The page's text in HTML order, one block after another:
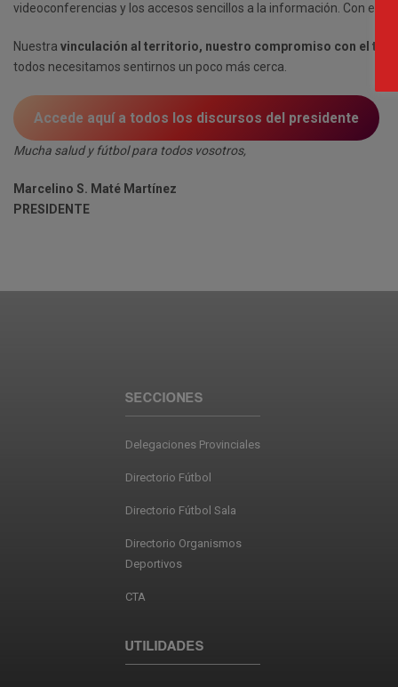
videoconferencias y los accesos sencillos a la información. Con esta
Nuestra vinculación al territorio, nuestro compromiso con el
todos necesitamos sentirnos un poco más cerca.
Accede aquí a todos los discursos del presidente
Mucha salud y fútbol para todos vosotros,
Marcelino S. Maté Martínez
PRESIDENTE
SECCIONES
Delegaciones Provinciales
Directorio Fútbol
Directorio Fútbol Sala
Directorio Organismos
Deportivos
CTA
UTILIDADES